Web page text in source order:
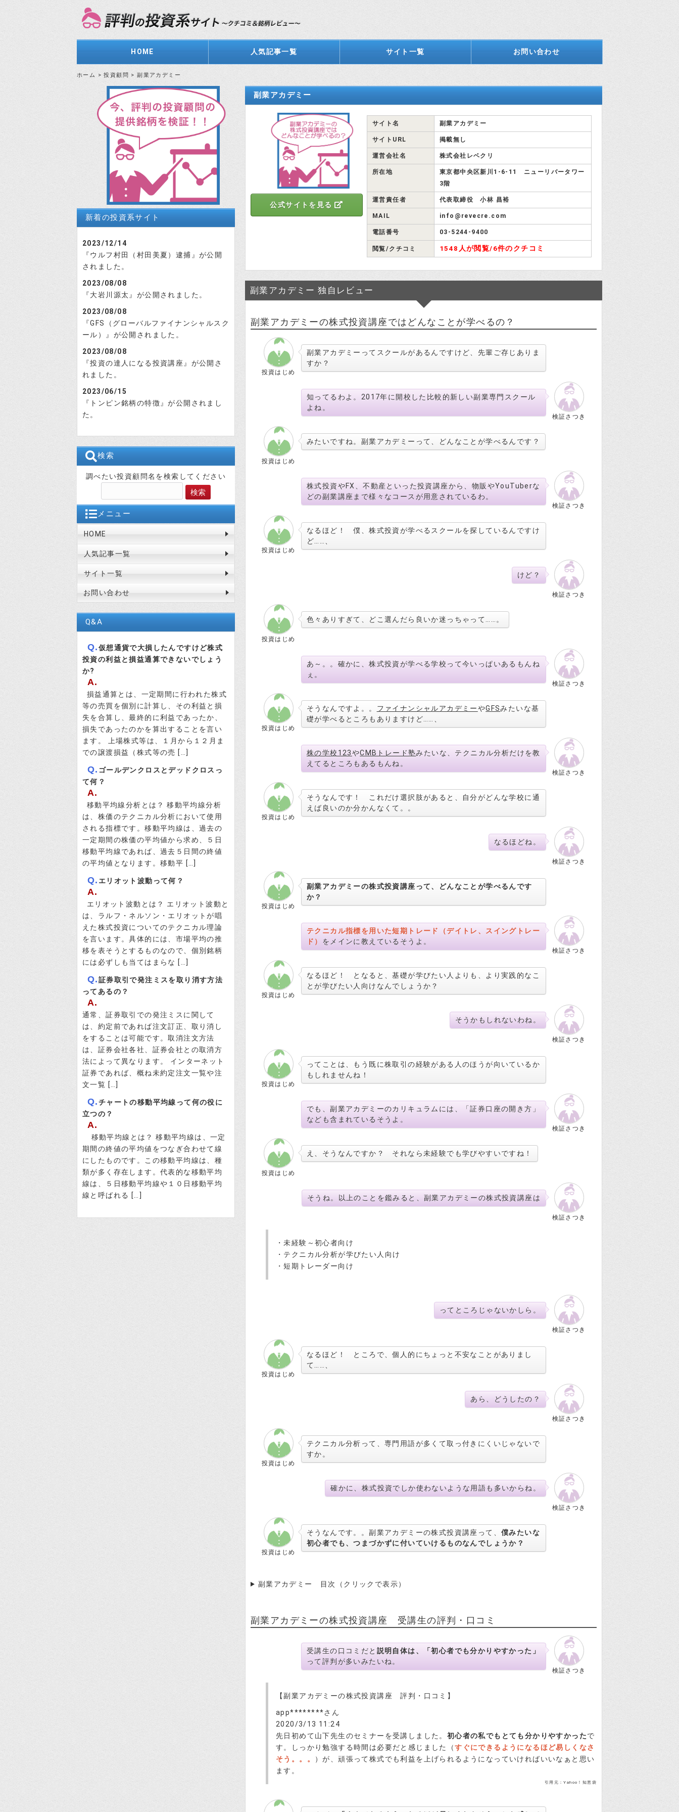
HOME 人気記事一覧 サイト一覧 お問い合わせ
ホーム >投資顧問 >副業アカデミー
副業アカデミー
公式サイトを見る
サイト名 副業アカデミー
サイトURL 掲載無し
運営会社名 株式会社レベクリ
所在地
東京都中央区新川1-6-11 ニューリバータワー
3階
運営責任者 代表取締役 小林 昌裕
MAIL info@revecre.com
電話番号 03-5244-9400
閲覧/クチコミ 1548人が閲覧/6件のクチコミ
副業アカデミー 独自レビュー
副業アカデミーの株式投資講座ではどんなことが学べるの？
投資はじめ
副業アカデミーってスクールがあるんですけど、先輩ご存じありま
すか？
検証さつき
知ってるわよ。2017年に開校した比較的新しい副業専門スクール
よね。
投資はじめ
みたいですね。副業アカデミーって、どんなことが学べるんです？
検証さつき
株式投資やFX、不動産といった投資講座から、物販やYouTuberな
どの副業講座まで様々なコースが用意されているわ。
投資はじめ
なるほど！ 僕、株式投資が学べるスクールを探しているんですけ
ど……、
検証さつき
けど？
投資はじめ
色々ありすぎて、どこ選んだら良いか迷っちゃって……。
検証さつき
あ～。。確かに、株式投資が学べる学校って今いっぱいあるもんね
ぇ。
投資はじめ
そうなんですよ。。 ファイナンシャルアカデミーやGFSみたいな基
礎が学べるところもありますけど……、
検証さつき
株の学校123やCMBトレード塾みたいな、テクニカル分析だけを教
えてるところもあるもんね。
投資はじめ
そうなんです！ これだけ選択肢があると、自分がどんな学校に通
えば良いのか分かんなくて。。
検証さつき
なるほどね。
投資はじめ
副業アカデミーの株式投資講座って、どんなことが学べるんです
か？
検証さつき
テクニカル指標を用いた短期トレード（デイトレ、スイングトレー
ド） をメインに教えているそうよ。
投資はじめ
なるほど！ となると、基礎が学びたい人よりも、より実践的なこ
とが学びたい人向けなんでしょうか？
検証さつき
そうかもしれないわね。
投資はじめ
ってことは、もう既に株取引の経験がある人のほうが向いているか
もしれませんね！
検証さつき
でも、副業アカデミーのカリキュラムには、「証券口座の開き方」
なども含まれているそうよ。
投資はじめ
え、そうなんですか？ それなら未経験でも学びやすいですね！
検証さつき
そうね。以上のことを鑑みると、副業アカデミーの株式投資講座は
・未経験～初心者向け
・テクニカル分析が学びたい人向け
・短期トレーダー向け
検証さつき
ってところじゃないかしら。
投資はじめ
なるほど！ ところで、個人的にちょっと不安なことがありまし
て……、
検証さつき
あら、どうしたの？
投資はじめ
テクニカル分析って、専門用語が多くて取っ付きにくいじゃないで
すか。
検証さつき
確かに、株式投資でしか使わないような用語も多いからね。
投資はじめ
そうなんです。。副業アカデミーの株式投資講座って、 僕みたいな
初心者でも、つまづかずに付いていけるものなんでしょうか？
副業アカデミー 目次（クリックで表示）
副業アカデミーの株式投資講座 受講生の評判・口コミ
検証さつき
受講生の口コミだと 説明自体は、「初心者でも分かりやすかった」
って評判が多いみたいね。
【副業アカデミーの株式投資講座 評判・口コミ】
app********さん
2020/3/13 11:24
先日初めて山下先生のセミナーを受講しました。 初心者の私でもとても分かりやすかったで
す。しっかり勉強する時間は必要だと感じました（すぐにできるようになるほど易しくなさ
そう。。。
）が、頑張って株式でも利益を上げられるようになっていければいいなぁと思い
ます。
引用元：Yahoo！知恵袋
新着の投資系サイト
2023/12/14
『ウルフ村田（村田美夏）逮捕』が公開
されました。
2023/08/08
『大岩川源太』が公開されました。
2023/08/08
『GFS（グローバルファイナンシャルスク
ール）』が公開されました。
2023/08/08
『投資の達人になる投資講座』が公開さ
れました。
2023/06/15
『トンピン銘柄の特徴』が公開されまし
た。
検索
調べたい投資顧問名を検索してください
メニュー
HOME
人気記事一覧
サイト一覧
お問い合わせ
Q&A
Q.仮想通貨で大損したんですけど株式
投資の利益と損益通算できないでしょう
か?
A.
損益通算とは、一定期間に行われた株式
等の売買を個別に計算し、その利益と損
失を合算し、最終的に利益であったか、
損失であったのかを算出することを言い
ます。 上場株式等は、１月から１２月ま
での譲渡損益（株式等の売 […]
Q. ゴールデンクロスとデッドクロスっ
て何？
A.
移動平均線分析とは？ 移動平均線分析
は、株価のテクニカル分析において使用
される指標です。移動平均線は、過去の
一定期間の株価の平均値から求め、５日
移動平均線であれば、過去５日間の終値
の平均値となります。移動平 […]
Q. エリオット波動って何？
A.
エリオット波動とは？ エリオット波動と
は、ラルフ・ネルソン・エリオットが唱
えた株式投資についてのテクニカル理論
を言います。具体的には、市場平均の推
移を表そうとするものなので、個別銘柄
には必ずしも当てはまらな […]
Q.証券取引で発注ミスを取り消す方法
ってあるの？
A.
通常、証券取引での発注ミスに関して
は、約定前であれば注文訂正、取り消し
をすることは可能です。取消注文方法
は、証券会社各社、証券会社との取消方
法によって異なります。 インターネット
証券であれば、概ね未約定注文一覧や注
文一覧 […]
Q.チャートの移動平均線って何の役に
立つの？
A.
移動平均線とは？ 移動平均線は、一定
期間の終値の平均値をつなぎ合わせて線
にしたものです。この移動平均線は、種
類が多く存在します。代表的な移動平均
線は、５日移動平均線や１０日移動平均
線と呼ばれる […]